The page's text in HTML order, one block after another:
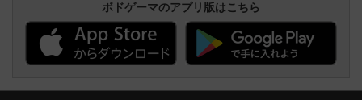
ボドゲーマのアプリ版はこちら